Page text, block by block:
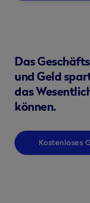
Das
und Geld
das
können.
Kostenloses